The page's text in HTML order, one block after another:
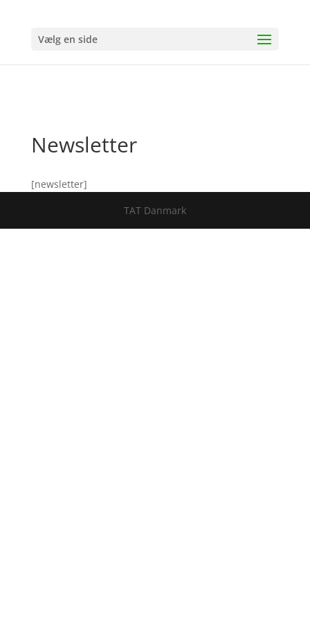
Vælg en side
Newsletter
[newsletter]
TAT Danmark